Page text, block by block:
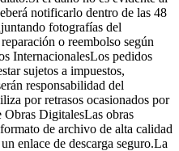
notificarlo dentro de las 48
fotografías del
o reembolso según
InternacionalesLos pedidos
sujetos a impuestos,
responsabilidad del
por retrasos ocasionados por
Obras DigitalesLas obras
de archivo de alta calidad
enlace de descarga seguro.La